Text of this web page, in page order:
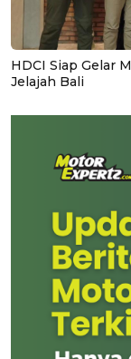
HDCI Siap Gelar
Jelajah Bali